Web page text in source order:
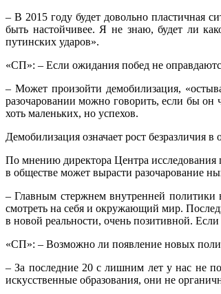
– В 2015 году будет довольно пластичная
быть настойчивее. Я не знаю, будет ли
путинских ударов».
«СП»: – Если ожидания побед не
– Может произойти демобилизация,
разочаровании можно говорить, если бы
хоть маленьких, но успехов.
Демобилизация означает рост безразличия
По мнению директора Центра исследования
в обществе может вырасти разочарование
– Главным стержнем внутренней политики
смотреть на себя и окружающий мир.
в новой реальности, очень позитивной.
«СП»: – Возможно ли появление новых
– За последние 20 с лишним лет у нас не
искусственные образования, они не